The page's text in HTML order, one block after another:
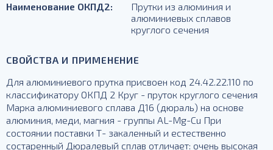
Наименование ОКПД2:
Прутки из алюминия и
алюминиевых сплавов
круглого сечения
СВОЙСТВА И ПРИМЕНЕНИЕ
Для алюминиевого прутка присвоен код 24.42.22.110 по
классификатору ОКПД 2 Круг - пруток круглого сечения
Марка алюминиевого сплава Д16 (дюраль) на основе
алюминия, меди, магния - группы AL-Mg-Cu При
состоянии поставки Т- закаленный и естественно
состаренный Дюралевый сплав отличает: очень высокая